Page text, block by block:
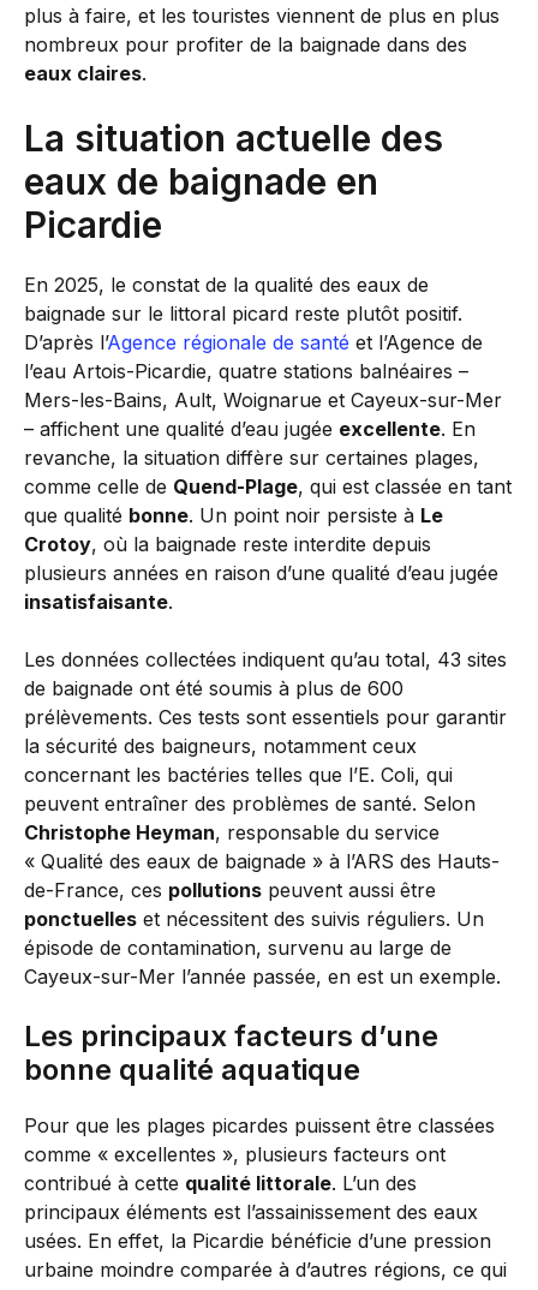
plus à faire, et les touristes viennent de plus en plus
nombreux pour profiter de la baignade dans des
eaux claires.
La situation actuelle des
eaux de baignade en
Picardie
En 2025, le constat de la qualité des eaux de
baignade sur le littoral picard reste plutôt positif.
D’après l’Agence régionale de santé et l’Agence de
l’eau Artois-Picardie, quatre stations balnéaires –
Mers-les-Bains, Ault, Woignarue et Cayeux-sur-Mer
– affichent une qualité d’eau jugée excellente. En
revanche, la situation diffère sur certaines plages,
comme celle de Quend-Plage, qui est classée en tant
que qualité bonne. Un point noir persiste à Le
Crotoy, où la baignade reste interdite depuis
plusieurs années en raison d’une qualité d’eau jugée
insatisfaisante.
Les données collectées indiquent qu’au total, 43 sites
de baignade ont été soumis à plus de 600
prélèvements. Ces tests sont essentiels pour garantir
la sécurité des baigneurs, notamment ceux
concernant les bactéries telles que l’E. Coli, qui
peuvent entraîner des problèmes de santé. Selon
Christophe Heyman, responsable du service
« Qualité des eaux de baignade » à l’ARS des Hauts-
de-France, ces pollutions peuvent aussi être
ponctuelles et nécessitent des suivis réguliers. Un
épisode de contamination, survenu au large de
Cayeux-sur-Mer l’année passée, en est un exemple.
Les principaux facteurs d’une
bonne qualité aquatique
Pour que les plages picardes puissent être classées
comme « excellentes », plusieurs facteurs ont
contribué à cette qualité littorale. L’un des
principaux éléments est l’assainissement des eaux
usées. En effet, la Picardie bénéficie d’une pression
urbaine moindre comparée à d’autres régions, ce qui